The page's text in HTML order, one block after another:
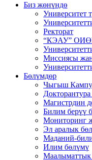
Биз жөнүндө
Университет
Ректорат
“КЭАУ”
Миссиясы
Бөлүмдөр
Чыгыш
Магистрдин
Билим берүү
Мониторинг
Эл аралык
Маданий-
Илим бөлүмү
Маалыматтык